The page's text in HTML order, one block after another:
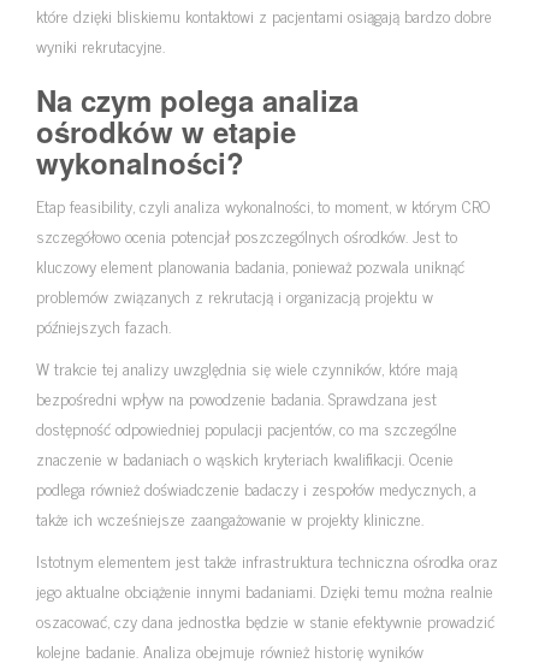
które dzięki bliskiemu kontaktowi z pacjentami osiągają bardzo dobre
wyniki rekrutacyjne.
Na czym polega analiza
ośrodków w etapie
wykonalności?
Etap feasibility, czyli analiza wykonalności, to moment, w którym CRO
szczegółowo ocenia potencjał poszczególnych ośrodków. Jest to
kluczowy element planowania badania, ponieważ pozwala uniknąć
problemów związanych z rekrutacją i organizacją projektu w
późniejszych fazach.
W trakcie tej analizy uwzględnia się wiele czynników, które mają
bezpośredni wpływ na powodzenie badania. Sprawdzana jest
dostępność odpowiedniej populacji pacjentów, co ma szczególne
znaczenie w badaniach o wąskich kryteriach kwalifikacji. Ocenie
podlega również doświadczenie badaczy i zespołów medycznych, a
także ich wcześniejsze zaangażowanie w projekty kliniczne.
Istotnym elementem jest także infrastruktura techniczna ośrodka oraz
jego aktualne obciążenie innymi badaniami. Dzięki temu można realnie
oszacować, czy dana jednostka będzie w stanie efektywnie prowadzić
kolejne badanie. Analiza obejmuje również historię wyników